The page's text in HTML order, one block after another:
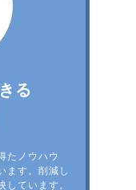
る
たノウハウ
ます。削減し
しています。